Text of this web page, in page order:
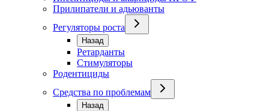
Прилипатели и адьюванты
Регуляторы роста
Назад
Ретарданты
Стимуляторы
Родентициды
Средства по проблемам
Назад